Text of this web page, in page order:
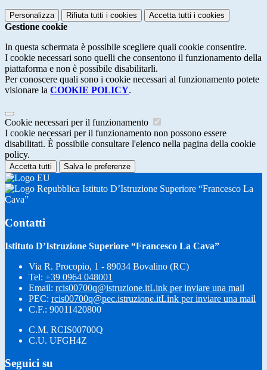
Personalizza Rifiuta tutti i cookies Accetta tutti i cookies
Gestione cookie
In questa schermata è possibile scegliere quali cookie consentire.
I cookie necessari sono quelli che consentono il funzionamento della
piattaforma e non è possibile disabilitarli.
Per conoscere quali sono i cookie necessari al funzionamento potete
visionare la COOKIE POLICY.
Cookie necessari per il funzionamento
I cookie necessari per il funzionamento non possono essere
disabilitati. È possibile consultare l'elenco nella pagina della cookie
policy.
Accetta tutti Salva le preferenze
Istituto D’Istruzione Superiore “Francesco La
Cava”
Contatti
Istituto D’Istruzione Superiore “Francesco La Cava”
Via R. Procopio, 1 - 89034 Bovalino (RC)
Tel: +39 0964 048001
Email: rcis00700q@istruzione.itLink per inviare una mail
PEC: rcis00700q@pec.istruzione.itLink per inviare una mail
C.F.: 90011420800
C.M. RCIS00700Q
C.U. UFGH4Z
Seguici su